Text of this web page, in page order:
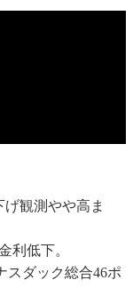
観測やや高ま
利低下。
スダック総合46ポ